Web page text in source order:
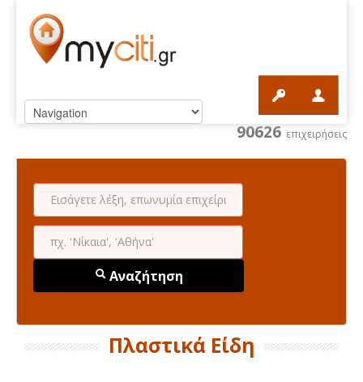
90626 επιχειρήσεις
Αναζήτηση
Πλαστικά Είδη